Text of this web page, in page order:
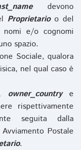
devono
Proprietarioo del
nomi e/o cognomi
spazio.
Sociale, qualora
nel qual caso è
owner_countrye
rispettivamente
seguita dalla
Postale
.